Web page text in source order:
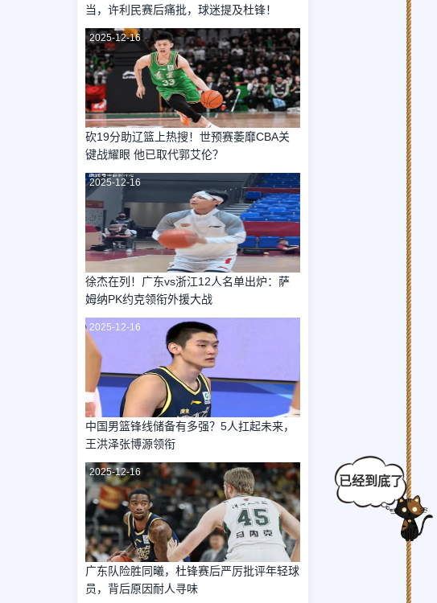
当，许利民赛后痛批，球迷提及杜锋！
2025-12-16
砍19分助辽篮上热搜！世预赛萎靡CBA关
键战耀眼 他已取代郭艾伦？
2025-12-16
徐杰在列！广东vs浙江12人名单出炉：萨
姆纳PK约克领衔外援大战
2025-12-16
中国男篮锋线储备有多强？5人扛起未来，
王洪泽张博源领衔
2025-12-16
广东队险胜同曦，杜锋赛后严厉批评年轻球
员，背后原因耐人寻味